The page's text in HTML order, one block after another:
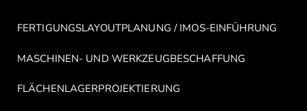
FERTIGUNGSLAYOUTPLANUNG / IMOS-EINFÜHRUNG
MASCHINEN- UND WERKZEUGBESCHAFFUNG
FLÄCHENLAGERPROJEKTIERUNG